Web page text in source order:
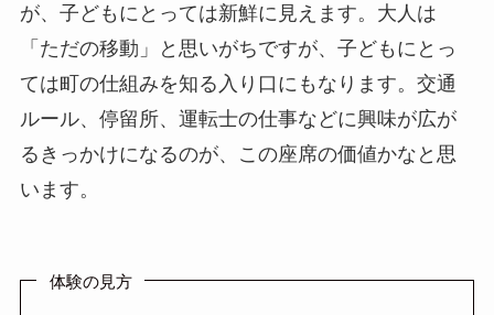
が、子どもにとっては新鮮に見えます。大人は
「ただの移動」と思いがちですが、子どもにとっ
ては町の仕組みを知る入り口にもなります。交通
ルール、停留所、運転士の仕事などに興味が広が
るきっかけになるのが、この座席の価値かなと思
います。
体験の見方